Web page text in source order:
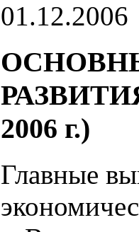
01.12.2006
2006 г.)
Главные